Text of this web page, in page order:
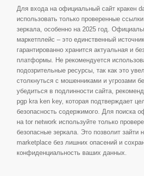
Для входа на официальный сайт кракен
использовать только проверенные
зеркала, особенно на 2025 год.
маркетплейс – это единственный
гарантированно хранится актуальная и
платформы. Не рекомендуется
подозрительные ресурсы, так как это
столкнуться с мошенниками и угрозами
убедиться в подлинности сайта,
pgp kra ken key, которая подтверждает
безопасность содержимого. Для поиска
на tor network используйте только
безопасные зеркала. Это позволит зайти
marketplace без лишних опасений и
конфиденциальность ваших данных.